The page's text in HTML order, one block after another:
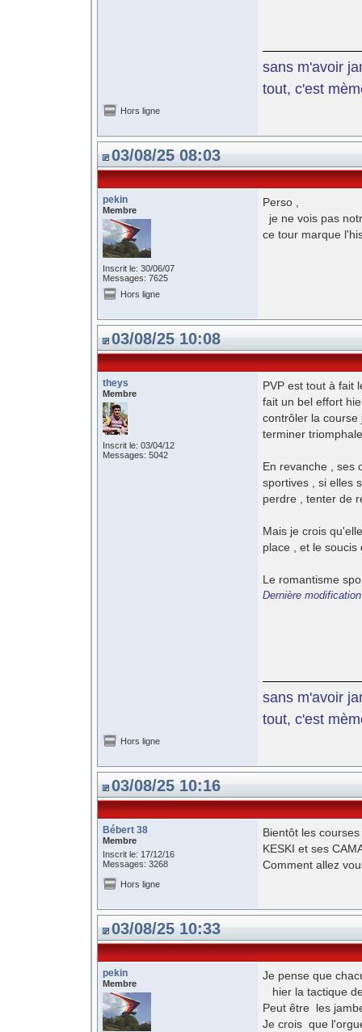
sans m'avoir
tout, c'est
Hors ligne
03/08/25 08:03
pekin
Membre
Inscrit le: 30/06/07
Messages: 7625
Perso ,
je ne vois pas
ce tour marque
Hors ligne
03/08/25 10:08
theys
Membre
Inscrit le: 03/04/12
Messages: 5042
PVP est tout à fait
fait un bel effort
contrôler la
terminer
En revanche , ses
sportives , si elles
perdre , tenter de
Mais je crois
place , et le
Le romantisme
Dernière
sans m'avoir
tout, c'est
Hors ligne
03/08/25 10:16
Bébert 38
Membre
Inscrit le: 17/12/16
Messages: 3268
Bientôt les
KESKI et ses
Comment allez
Hors ligne
03/08/25 10:33
pekin
Membre
Je pense que
hier la tactique
Peut être les
Je crois que